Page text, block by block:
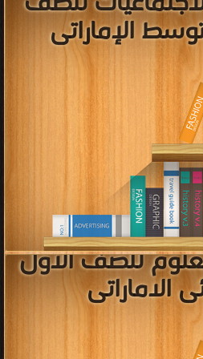
للصف الاول الابتدائى السعودى
مجانا